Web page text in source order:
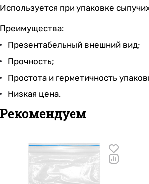
Используется при упаковке
Преимущества:
Презентабельный внешний вид;
Прочность;
Простота и герметичность
Низкая цена.
Рекомендуем